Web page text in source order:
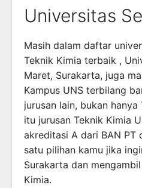
Universitas
Masih dalam daftar
Teknik Kimia terbaik ,
Maret, Surakarta, juga
Kampus UNS terbilang
jurusan lain, bukan hanya
itu jurusan Teknik Kimia
akreditasi A dari BAN PT
satu pilihan kamu jika
Surakarta dan
Kimia.